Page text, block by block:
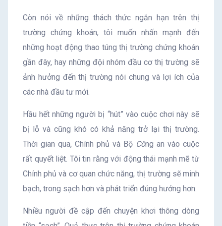
Còn nói về những thách thức ngắn hạn trên thị
trường chứng khoán, tôi muốn nhấn mạnh đến
những hoạt động thao túng thị trường chứng khoán
gần đây, hay những đội nhóm đầu cơ thị trường sẽ
ảnh hưởng đến thị trường nói chung và lợi ích của
các nhà đầu tư mới.
Hầu hết những người bị “hút” vào cuộc chơi này sẽ
bị lỗ và cũng khó có khả năng trở lại thị trường.
Thời gian qua, Chính phủ và Bộ Công an vào cuộc
rất quyết liệt. Tôi tin rằng với động thái mạnh mẽ từ
Chính phủ và cơ quan chức năng, thị trường sẽ minh
bạch, trong sạch hơn và phát triển đúng hướng hơn.
Nhiều người đề cập đến chuyện khơi thông dòng